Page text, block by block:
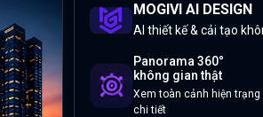
MOGIVI AI DESIGN
AI thiết kế & cải tạo
Panorama 360°
không gian thật
Xem toàn cảnh hiện trạng
chi tiết